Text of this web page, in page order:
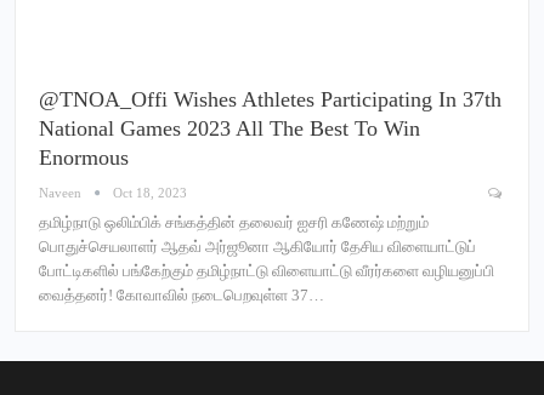
@TNOA_Offi Wishes Athletes Participating In 37th
National Games 2023 All The Best To Win
Enormous
Naveen Oct 18, 2023
தமிழ்நாடு ஒலிம்பிக் சங்கத்தின் தலைவர் ஐசரி கணேஷ் மற்றும்
பொதுச்செயலாளர் ஆதவ் அர்ஜூனா ஆகியோர் தேசிய விளையாட்டுப்
போட்டிகளில் பங்கேற்கும் தமிழ்நாட்டு விளையாட்டு வீரர்களை வழியனுப்பி
வைத்தனர்! கோவாவில் நடைபெறவுள்ள 37…